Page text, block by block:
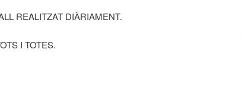
REALITZAT DIÀRIAMENT.
I TOTES.